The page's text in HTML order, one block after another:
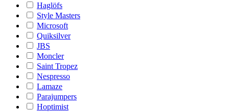
Haglöfs
Style Masters
Microsoft
Quiksilver
JBS
Moncler
Saint Tropez
Nespresso
Lamaze
Parajumpers
Hoptimist